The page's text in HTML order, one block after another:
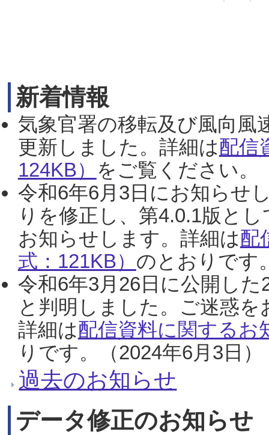
新着情報
気象官署の移転及び風向風
更新しました。詳細は配信
124KB） をご覧ください。
令和6年6月3日にお知らせ
りを修正し、第4.0.1版と
お知らせします。詳細は配
式：121KB） のとおりです
令和6年3月26日に公開し
と判明しました。ご迷惑
詳細は配信資料に関するお
りです。（2024年6月3日）
過去のお知らせ
データ修正のお知らせ